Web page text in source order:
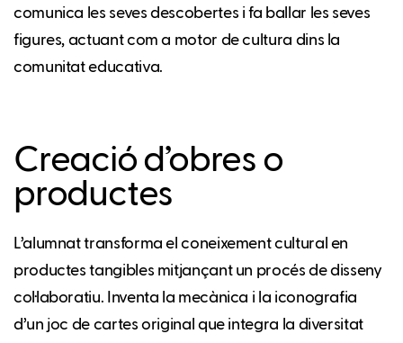
comunica les seves descobertes i fa ballar les seves
figures, actuant com a motor de cultura dins la
comunitat educativa.
Creació d’obres o
productes
L’alumnat transforma el coneixement cultural en
productes tangibles mitjançant un procés de disseny
col·laboratiu. Inventa la mecànica i la iconografia
d’un joc de cartes original que integra la diversitat